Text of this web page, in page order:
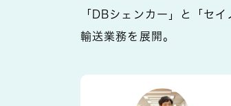
「DBシェンカー」と「セ
輸送業務を展開。